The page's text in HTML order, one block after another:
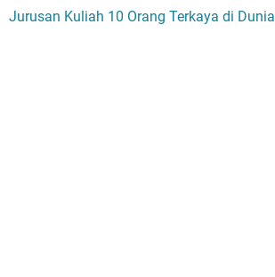
Jurusan Kuliah 10 Orang Terkaya di Dunia